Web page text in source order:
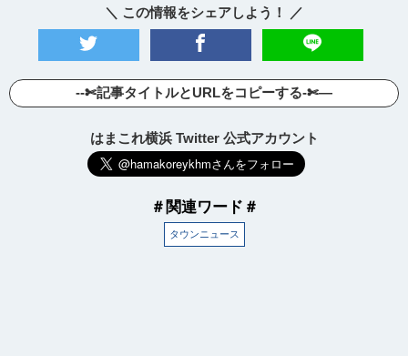
＼ この情報をシェアしよう！ ／
--✄記事タイトルとURLをコピーする-✄—
はまこれ横浜 Twitter 公式アカウント
＃関連ワード＃
タウンニュース